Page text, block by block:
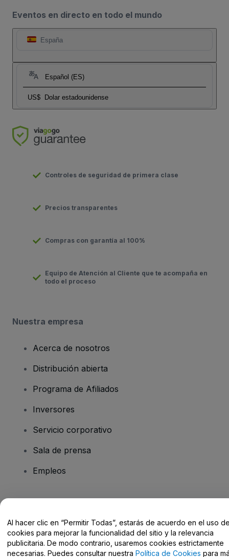
Eventos en directo en todo el mundo
España
Español (ES)
US$ Dolar estadounidense
Controles de seguridad de primera clase
Precios transparentes
Compras con garantía al 100%
Equipo de Atención al Cliente que te acompaña en
todo el proceso
Nuestra empresa
Acerca de nosotros
Distribución abierta
Programa de Afiliados
Inversores
Servicio corporativo
Sala de prensa
Empleos
Centro de Ayuda / Contacto
Al hacer clic en “Permitir Todas”, estarás de acuerdo en el uso
cookies para mejorar la funcionalidad del sitio y la relevancia
publicitaria. De modo contrario, usaremos cookies estrictamente
necesarias. Puedes consultar nuestra Política de Cookies para